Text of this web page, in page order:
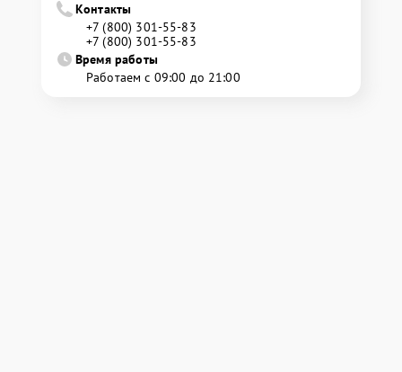
Контакты
+7 (800) 301-55-83
+7 (800) 301-55-83
Время работы
Работаем с 09:00 до 21:00